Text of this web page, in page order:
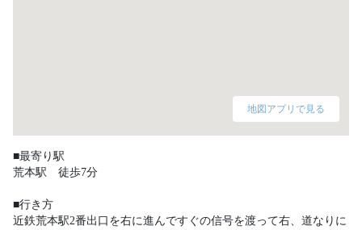
地図アプリで見る
■最寄り駅
荒本駅　徒歩7分
■行き方
近鉄荒本駅2番出口を右に進んですぐの信号を渡って右、道なりに